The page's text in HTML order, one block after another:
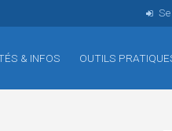
& INFOS OUTILS